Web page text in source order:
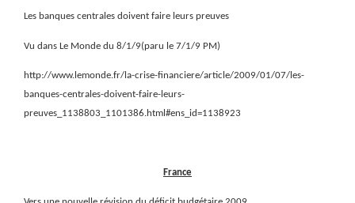
Les banques centrales doivent faire leurs preuves
Vu dans Le Monde du 8/1/9(paru le 7/1/9 PM)
http://www.lemonde.fr/la-crise-financiere/article/2009/01/07/les-
banques-centrales-doivent-faire-leurs-
preuves_1138803_1101386.html#ens_id=1138923
France